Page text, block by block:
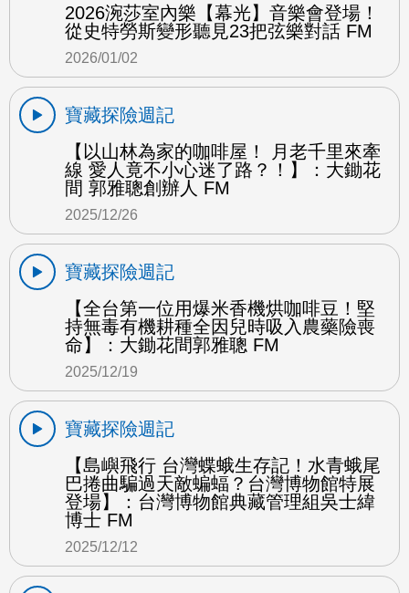
2026涴莎室內樂【幕光】音樂會登場！
從史特勞斯變形聽見23把弦樂對話 FM
2026/01/02
寶藏探險週記
【以山林為家的咖啡屋！ 月老千里來牽
線 愛人竟不小心迷了路？！】：大鋤花
間 郭雅聰創辦人 FM
2025/12/26
寶藏探險週記
【全台第一位用爆米香機烘咖啡豆！堅
持無毒有機耕種全因兒時吸入農藥險喪
命】：大鋤花間郭雅聰 FM
2025/12/19
寶藏探險週記
【島嶼飛行 台灣蝶蛾生存記！水青蛾尾
巴捲曲騙過天敵蝙蝠？台灣博物館特展
登場】：台灣博物館典藏管理組吳士緯
博士 FM
2025/12/12